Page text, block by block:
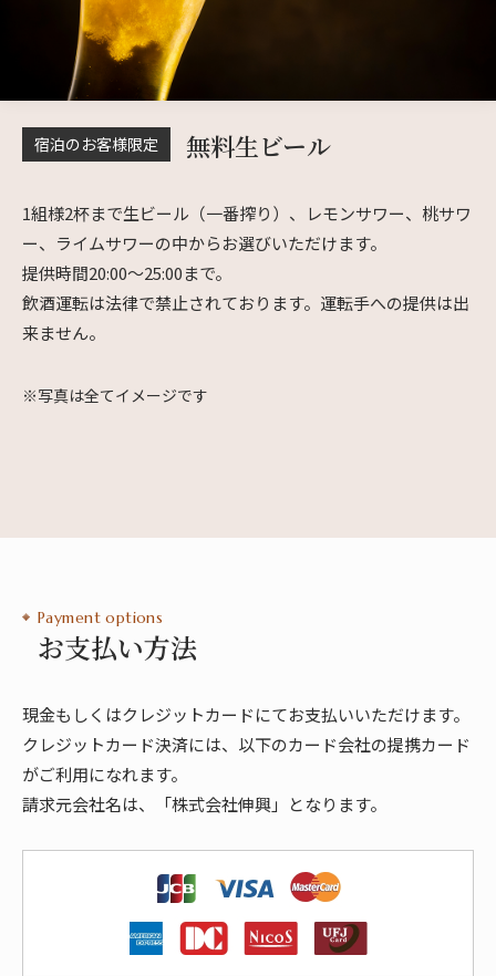
宿泊のお客様限定 無料生ビール
1組様2杯まで生ビール（一番搾り）、レモンサワー、桃サワ
ー、ライムサワーの中からお選びいただけます。
提供時間20:00〜25:00まで。
飲酒運転は法律で禁止されております。運転手への提供は出
来ません。
※写真は全てイメージです
Payment options
お支払い方法
現金もしくはクレジットカードにてお支払いいただけます。
クレジットカード決済には、以下のカード会社の提携カード
がご利用になれます。
請求元会社名は、「株式会社伸興」となります。